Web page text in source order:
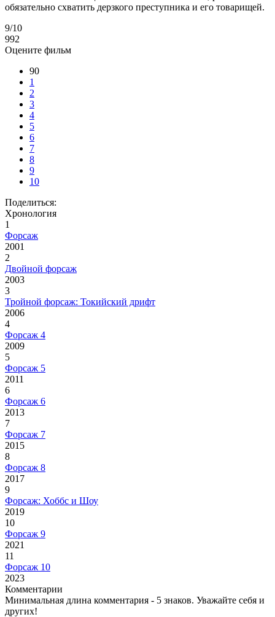
обязательно схватить дерзкого преступника и его товарищей.
9/10
992
Оцените фильм
90
1
2
3
4
5
6
7
8
9
10
Поделиться:
Хронология
1
Форсаж
2001
2
Двойной форсаж
2003
3
Тройной форсаж: Токийский дрифт
2006
4
Форсаж 4
2009
5
Форсаж 5
2011
6
Форсаж 6
2013
7
Форсаж 7
2015
8
Форсаж 8
2017
9
Форсаж: Хоббс и Шоу
2019
10
Форсаж 9
2021
11
Форсаж 10
2023
Комментарии
Минимальная длина комментария - 5 знаков. Уважайте себя и
других!